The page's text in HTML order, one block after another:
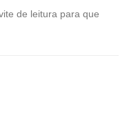
de leitura para que